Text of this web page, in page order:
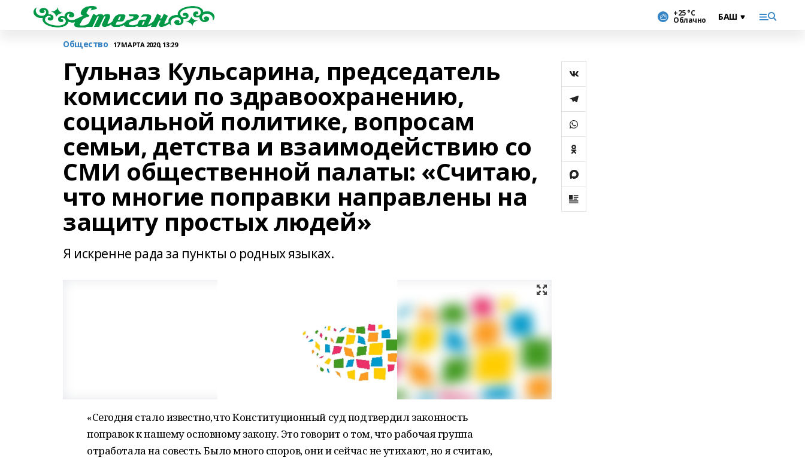
+25 °С
Облачно
Общество 17 МАРТА 2020, 13:29
Гульназ Кульсарина, председатель
комиссии по здравоохранению,
социальной политике, вопросам
семьи, детства и взаимодействию со
СМИ общественной палаты: «Считаю,
что многие поправки направлены на
защиту простых людей»
Я искренне рада за пункты о родных языках.
«Сегодня стало известно,что Конституционный суд подтвердил законность
поправок к нашему основному закону. Это говорит о том, что рабочая группа
отработала на совесть. Было много споров, они и сейчас не утихают, но я считаю,